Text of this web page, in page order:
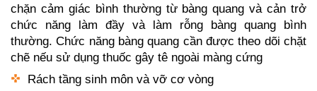
chặn cảm giác bình thường từ bàng quang và cản trở
chức năng làm đầy và làm rỗng bàng quang bình
thường. Chức năng bàng quang cần được theo dõi chặt
chẽ nếu sử dụng thuốc gây tê ngoài màng cứng
Rách tầng sinh môn và vỡ cơ vòng